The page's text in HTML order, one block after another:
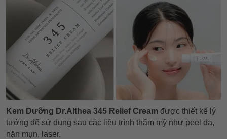
Kem Dưỡng Dr.Althea 345 Relief Cream được thiết kế lý
tưởng để sử dụng sau các liệu trình thẩm mỹ như peel da,
nặn mụn, laser.